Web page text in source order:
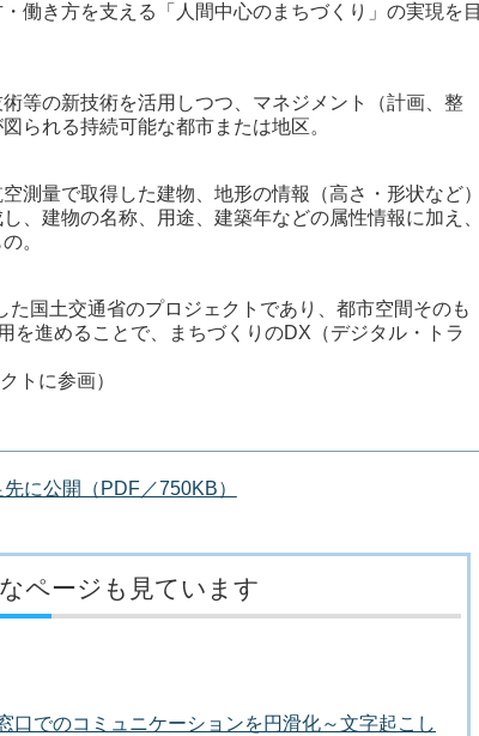
働き方を支える「人間中心のまちづくり」の実現を目
等の新技術を活用しつつ、マネジメント（計画、整
られる持続可能な都市または地区。
測量で取得した建物、地形の情報（高さ・形状など）
、建物の名称、用途、建築年などの属性情報に加え、
。
国土交通省のプロジェクトであり、都市空間そのも
を進めることで、まちづくりのDX（デジタル・トラ
トに参画）
に公開（PDF／750KB）
ページも見ています
でのコミュニケーションを円滑化～文字起こし